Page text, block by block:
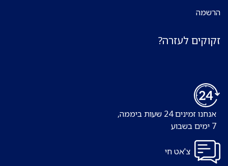
הרשמה
זקוקים לעזרה?
אנחנו זמינים 24 שעות ביממה,
צ'אט חי